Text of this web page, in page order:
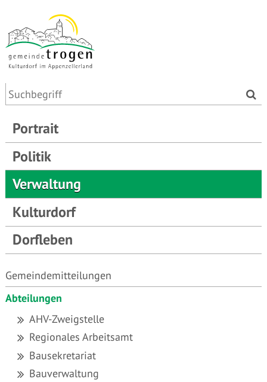
Portrait
Politik
Verwaltung
Kulturdorf
Dorfleben
Gemeindemitteilungen
Abteilungen
AHV-Zweigstelle
Regionales Arbeitsamt
Bausekretariat
Bauverwaltung